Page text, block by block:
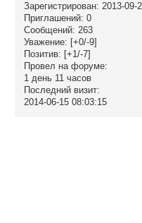
Зарегистрирован: 2013-09-
Приглашений: 0
Сообщений: 263
Уважение: [+0/-9]
Позитив: [+1/-7]
Провел на форуме:
1 день 11 часов
Последний визит:
2014-06-15 08:03:15